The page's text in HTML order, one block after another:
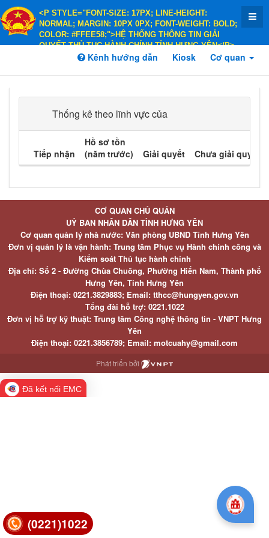
<P STYLE="FONT-SIZE: 17PX; LINE-HEIGHT:
NORMAL; MARGIN: 10PX 0PX; FONT-WEIGHT: BOLD;
COLOR: #FFEE58;">HỆ THỐNG THÔNG TIN GIẢI
QUYẾT THỦ TỤC HÀNH CHÍNH TỈNH HƯNG YÊN</P>
<P STYLE="FONT-SIZE: 14PX; LINE-HEIGHT:
COLOR: #FFEE58;">HÀNH CHÍNH PHỤC VỤ</P>
Kênh hướng dẫn Kiosk Cơ quan
Thống kê theo lĩnh vực của
Tiếp nhận
Hồ sơ tồn
(năm trước)
Giải quyết Chưa giải quyết
(0221)1022
CƠ QUAN CHỦ QUẢN
UỶ BAN NHÂN DÂN TỈNH HƯNG YÊN
Cơ quan quản lý nhà nước: Văn phòng UBND Tỉnh Hưng Yên
Đơn vị quản lý là vận hành: Trung tâm Phục vụ Hành chính công và
Kiểm soát Thủ tục hành chính
Địa chỉ: Số 2 - Đường Chùa Chuông, Phường Hiến Nam, Thành phố
Hưng Yên, Tỉnh Hưng Yên
Điện thoại: 0221.3829883; Email: tthcc@hungyen.gov.vn
Tổng đài hỗ trợ: 0221.1022
Đơn vị hỗ trợ kỹ thuật: Trung tâm Công nghệ thông tin - VNPT Hưng
Yên
Điện thoại: 0221.3856789; Email: motcuahy@gmail.com
Phát triển bởi
Đã kết nối EMC